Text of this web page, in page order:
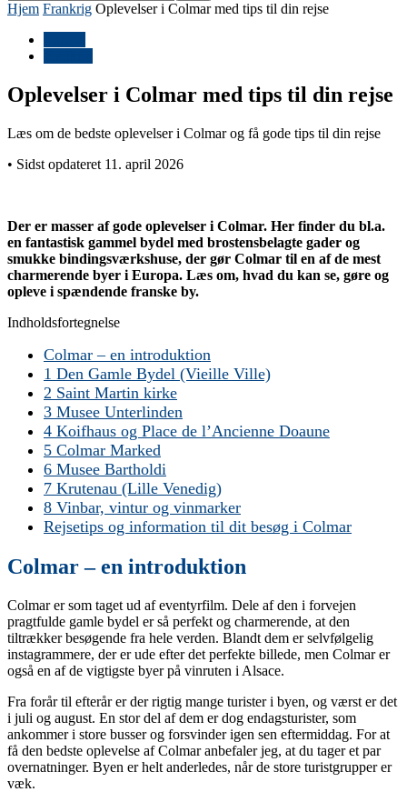
Hjem Frankrig Oplevelser i Colmar med tips til din rejse
Oplevelser i Colmar med tips til din rejse
Læs om de bedste oplevelser i Colmar og få gode tips til din rejse
• Sidst opdateret 11. april 2026
Der er masser af gode oplevelser i Colmar. Her finder du bl.a.
en fantastisk gammel bydel med brostensbelagte gader og
smukke bindingsværkshuse, der gør Colmar til en af de mest
charmerende byer i Europa. Læs om, hvad du kan se, gøre og
opleve i spændende franske by.
Indholdsfortegnelse
Colmar – en introduktion
1 Den Gamle Bydel (Vieille Ville)
2 Saint Martin kirke
3 Musee Unterlinden
4 Koifhaus og Place de l’Ancienne Doaune
5 Colmar Marked
6 Musee Bartholdi
7 Krutenau (Lille Venedig)
8 Vinbar, vintur og vinmarker
Rejsetips og information til dit besøg i Colmar
Colmar – en introduktion
Colmar er som taget ud af eventyrfilm. Dele af den i forvejen
pragtfulde gamle bydel er så perfekt og charmerende, at den
tiltrækker besøgende fra hele verden. Blandt dem er selvfølgelig
instagrammere, der er ude efter det perfekte billede, men Colmar er
også en af de vigtigste byer på vinruten i Alsace.
Fra forår til efterår er der rigtig mange turister i byen, og værst er det
i juli og august. En stor del af dem er dog endagsturister, som
ankommer i store busser og forsvinder igen sen eftermiddag. For at
få den bedste oplevelse af Colmar anbefaler jeg, at du tager et par
overnatninger. Byen er helt anderledes, når de store turistgrupper er
væk.